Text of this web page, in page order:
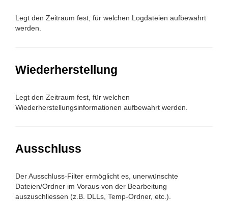
Legt den Zeitraum fest, für welchen Logdateien aufbewahrt
werden.
Wiederherstellung
Legt den Zeitraum fest, für welchen
Wiederherstellungsinformationen aufbewahrt werden.
Ausschluss
Der Ausschluss-Filter ermöglicht es, unerwünschte
Dateien/Ordner im Voraus von der Bearbeitung
auszuschliessen (z.B. DLLs, Temp-Ordner, etc.).